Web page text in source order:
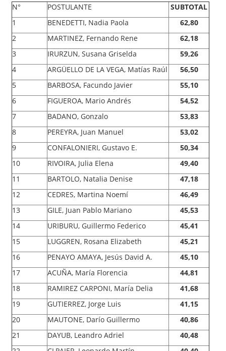
N°
POSTULANTE
SUBTOTAL
1
BENEDETTI, Nadia Paola
62,80
2
MARTINEZ, Fernando Rene
62,18
3
IRURZUN, Susana Griselda
59,26
4
ARGÜELLO DE LA VEGA, Matías Raúl
56,50
5
BARBOSA, Facundo Javier
55,10
6
FIGUEROA, Mario Andrés
54,52
7
BADANO, Gonzalo
53,83
8
PEREYRA, Juan Manuel
53,02
9
CONFALONIERI, Gustavo E.
50,34
10
RIVOIRA, Julia Elena
49,40
11
BARTOLO, Natalia Denise
47,18
12
CEDRES, Martina Noemí
46,49
13
GILE, Juan Pablo Mariano
45,53
14
URIBURU, Guillermo Federico
45,41
15
LUGGREN, Rosana Elizabeth
45,21
16
PENAYO AMAYA, Jesús David A.
45,10
17
ACUÑA, María Florencia
44,81
18
RAMIREZ CARPONI, María Delia
41,68
19
GUTIERREZ, Jorge Luis
41,15
20
MAUTONE, Darío Guillermo
40,86
21
DAYUB, Leandro Adriel
40,48